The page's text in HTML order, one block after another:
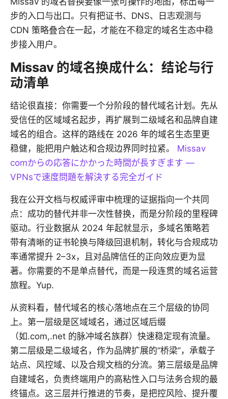
步的入口与出口。只有把证书、DNS、日志观测与
CDN 策略叠合在一起，才能在不稳定的域名生态中稳
步接入用户。
Missav 的域名换成什么：结论与行
动清单
结论很直接：你需要一个分阶段的替代域名计划。先从
受信任的区域域名起步，再扩展到二级域名和品牌自建
域名的组合。这样的路线在 2026 年的域名生态里更
稳健，能把用户触达和合规边界同时拉紧。 Missav
comからの応答にかかった時間が長すぎます —
VPNsで速度問題を解決する完全ガイド
我在公开文档与权威评审中梳理的证据指向一个共同
点：成功的替代并非一次性替换，而是分阶段的里程碑
驱动。行业数据从 2024 年起就显示，多域名策略若
带有清晰的证书轮换与降级回退机制，转化与合规成功
率通常提升 2–3x，且对品牌信任的正向效应更为显
著。你需要的不是单点替代，而是一段连贯的域名运营
旅程。Yup.
从资料看，替代域名的核心落地点在三个层级的协同
上。第一层级是区域域名，通过区域后缀
（如.com,.net 的脉冲域名族群）快速稳定现有流量。
第二层级是二级域名，作为品牌扩展的“桥梁”，承载子
站点、风控域、以及合规文档的分流。第三层级是品牌
自建域名，负责终端用户的高粘性入口与法务合规的最
终锚点。这三层并行推进的节奏，是把控风险、提升覆